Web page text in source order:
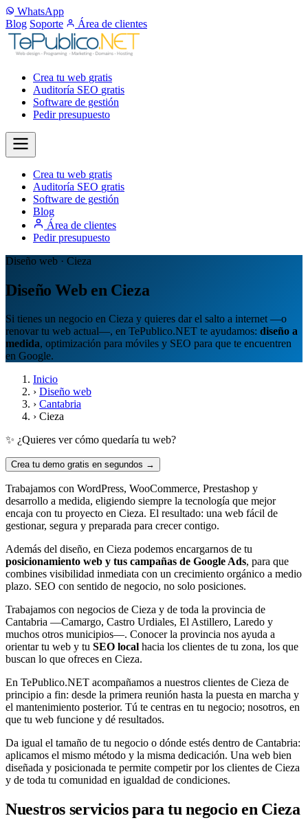
WhatsApp
Blog Soporte Área de clientes
Crea tu web gratis
Auditoría SEO gratis
Software de gestión
Pedir presupuesto
Crea tu web gratis
Auditoría SEO gratis
Software de gestión
Blog
Área de clientes
Pedir presupuesto
Diseño web · Cieza
Diseño Web en Cieza
Si tienes un negocio en Cieza y quieres dar el salto a internet —o
renovar tu web actual—, en TePublico.NET te ayudamos: diseño a
medida, optimización para móviles y SEO para que te encuentren
en Google.
Inicio
› Diseño web
› Cantabria
› Cieza
✨ ¿Quieres ver cómo quedaría tu web?
Crea tu demo gratis en segundos →
Trabajamos con WordPress, WooCommerce, Prestashop y
desarrollo a medida, eligiendo siempre la tecnología que mejor
encaja con tu proyecto en Cieza. El resultado: una web fácil de
gestionar, segura y preparada para crecer contigo.
Además del diseño, en Cieza podemos encargarnos de tu
posicionamiento web y tus campañas de Google Ads, para que
combines visibilidad inmediata con un crecimiento orgánico a medio
plazo. SEO con sentido de negocio, no solo posiciones.
Trabajamos con negocios de Cieza y de toda la provincia de
Cantabria —Camargo, Castro Urdiales, El Astillero, Laredo y
muchos otros municipios—. Conocer la provincia nos ayuda a
orientar tu web y tu SEO local hacia los clientes de tu zona, los que
buscan lo que ofreces en Cieza.
En TePublico.NET acompañamos a nuestros clientes de Cieza de
principio a fin: desde la primera reunión hasta la puesta en marcha y
el mantenimiento posterior. Tú te centras en tu negocio; nosotros, en
que tu web funcione y dé resultados.
Da igual el tamaño de tu negocio o dónde estés dentro de Cantabria:
aplicamos el mismo método y la misma dedicación. Una web bien
diseñada y posicionada te permite competir por los clientes de Cieza
y de toda tu comunidad en igualdad de condiciones.
Nuestros servicios para tu negocio en Cieza